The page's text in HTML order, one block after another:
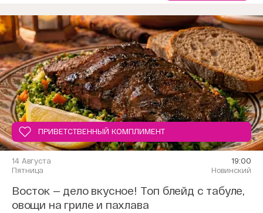
ПРИВЕТСТВЕННЫЙ КОМПЛИМЕНТ
14 Августа
Пятница
19:00
Новинский
Восток — дело вкусное! Топ блейд с табуле,
овощи на гриле и пахлава